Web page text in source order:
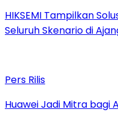
HIKSEMI Tampilkan
Seluruh Skenario di
Pers Rilis
Huawei Jadi Mitra bagi